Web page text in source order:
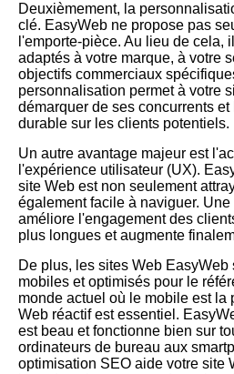
Deuxièmement, la
clé. EasyWeb ne propose pas
l'emporte-pièce. Au lieu de cela,
adaptés à votre marque, à votre
objectifs commerciaux
personnalisation permet à votre
démarquer de ses concurrents
durable sur les clients potentiels.
Un autre avantage majeur est
l'expérience utilisateur (UX).
site Web est non seulement
également facile à naviguer.
améliore l'engagement des
plus longues et augmente
De plus, les sites Web EasyWeb
mobiles et optimisés pour le
monde actuel où le mobile est la
Web réactif est essentiel.
est beau et fonctionne bien sur
ordinateurs de bureau aux
optimisation SEO aide votre site